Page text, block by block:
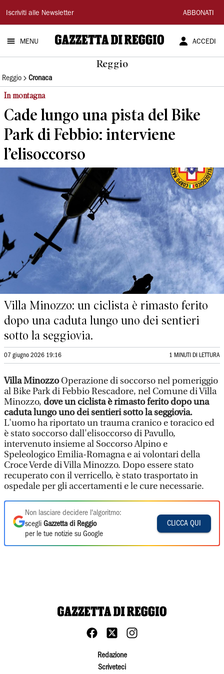
Gazzetta
di
Reggio
Iscriviti alle Newsletter ABBONATI
MENU ACCEDI
Reggio
Reggio Cronaca
In montagna
Cade lungo una pista del Bike
Park di Febbio: interviene
l’elisoccorso
Villa Minozzo: un ciclista è rimasto ferito
dopo una caduta lungo uno dei sentieri
sotto la seggiovia.
07 giugno 2026 19:16 1 MINUTI DI LETTURA
Villa MinozzoOperazione di soccorso nel pomeriggio
al Bike Park di Febbio Rescadore, nel Comune di Villa
Minozzo, dove un ciclista è rimasto ferito dopo una
caduta lungo uno dei sentieri sotto la seggiovia.
L'uomo ha riportato un trauma cranico e toracico ed
è stato soccorso dall'elisoccorso di Pavullo,
intervenuto insieme al Soccorso Alpino e
Speleologico Emilia-Romagna e ai volontari della
Croce Verde di Villa Minozzo. Dopo essere stato
recuperato con il verricello, è stato trasportato in
ospedale per gli accertamenti e le cure necessarie.
Non lasciare decidere l'algoritmo:
scegli Gazzetta di Reggio
per le tue notizie su Google
CLICCA QUI
Redazione
Scriveteci